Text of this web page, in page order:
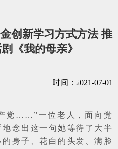
创新学习方式方法 推
《我的母亲》
时间：2021-07-01
党……”一位老人，面向党
念出这一句她等待了大半
身子、花白的头发、满脸